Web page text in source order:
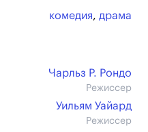
комедия, драма
Чарльз Р. Рондо
Режиссер
Уильям Уайард
Режиссер